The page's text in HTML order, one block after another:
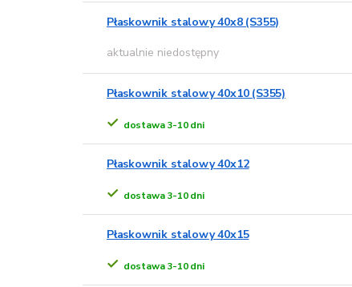
Płaskownik stalowy 40x8 (S355)
aktualnie niedostępny
Płaskownik stalowy 40x10 (S355)
dostawa 3-10 dni
Płaskownik stalowy 40x12
dostawa 3-10 dni
Płaskownik stalowy 40x15
dostawa 3-10 dni